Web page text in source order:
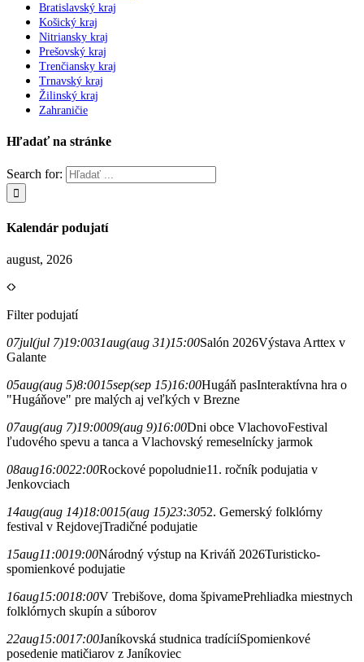
Bratislavský kraj
Košický kraj
Nitriansky kraj
Prešovský kraj
Trenčiansky kraj
Trnavský kraj
Žilinský kraj
Zahraničie
Hľadať na stránke
Search for:
Kalendár podujatí
august, 2026
Filter podujatí
07jul(jul 7)19:0031aug(aug 31)15:00Salón 2026Výstava Arttex v
Galante
05aug(aug 5)8:0015sep(sep 15)16:00Hugáň pasInteraktívna hra o
"Hugáňove" pre malých aj veľkých v Brezne
07aug(aug 7)19:0009(aug 9)16:00Dni obce VlachovoFestival
ľudového spevu a tanca a Vlachovský remeselnícky jarmok
08aug16:0022:00Rockové popoludnie11. ročník podujatia v
Jenkovciach
14aug(aug 14)18:0015(aug 15)23:3052. Gemerský folklórny
festival v RejdovejTradičné podujatie
15aug11:0019:00Národný výstup na Kriváň 2026Turisticko-
spomienkové podujatie
16aug15:0018:00V Trebišove, doma špivamePrehliadka miestnych
folklórnych skupín a súborov
22aug15:0017:00Janíkovská studnica tradíciíSpomienkové
posedenie matičiarov z Janíkoviec